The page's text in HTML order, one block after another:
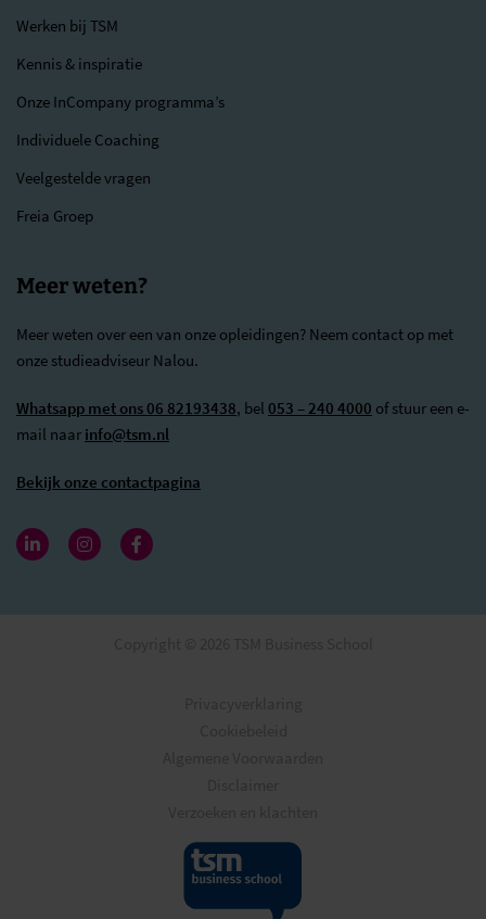
Werken bij TSM
Kennis & inspiratie
Onze InCompany programma’s
Individuele Coaching
Veelgestelde vragen
Freia Groep
Meer weten?
Meer weten over een van onze opleidingen? Neem contact op met
onze studieadviseur Nalou.
Whatsapp met ons 06 82193438, bel 053 – 240 4000 of stuur een e-
mail naar info@tsm.nl
Bekijk onze contactpagina